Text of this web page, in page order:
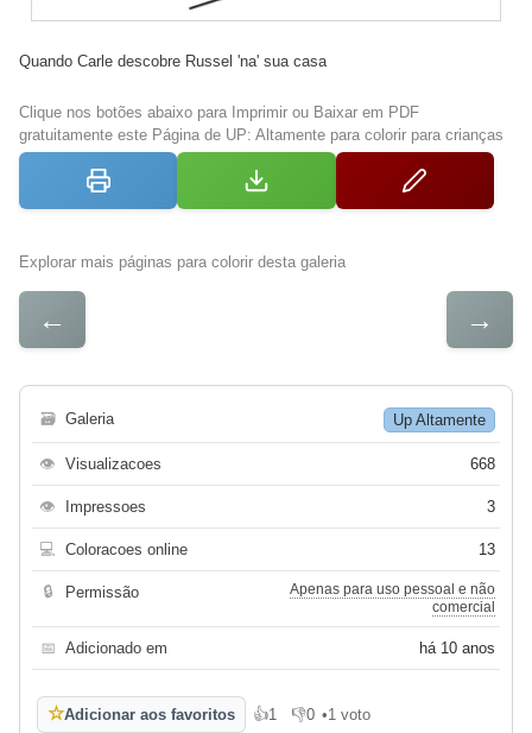
Quando Carle descobre Russel 'na' sua casa
Clique nos botões abaixo para Imprimir ou Baixar em PDF
gratuitamente este Página de UP: Altamente para colorir para crianças
Explorar mais páginas para colorir desta galeria
← →
🗃 Galeria Up Altamente
👁 Visualizacoes 668
👁 Impressoes 3
💻 Coloracoes online 13
🔒 Permissão
Apenas para uso pessoal e não
comercial
📅 Adicionado em há 10 anos
☆Adicionar aos favoritos 👍1
Gosto 👎0
Não gosto
•1 voto